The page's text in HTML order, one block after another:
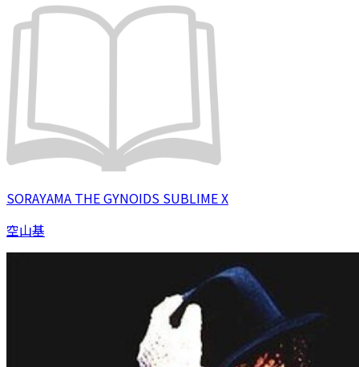
SORAYAMA THE GYNOIDS SUBLIME X
空山基